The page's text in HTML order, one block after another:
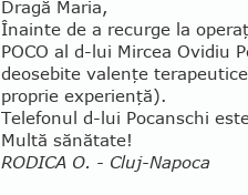
Dragă Maria,
Înainte de a recurge la
POCO al d-lui Mircea Ovidiu
deosebite valenţe
proprie experienţă).
Telefonul d-lui Pocanschi
Multă sănătate!
RODICA O. - Cluj-Napoca